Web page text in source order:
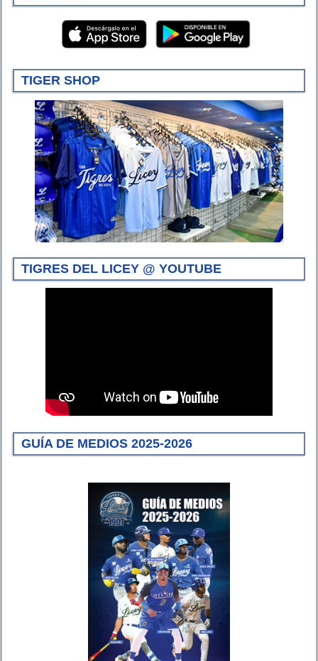
TIGER SHOP
TIGRES DEL LICEY @ YOUTUBE
GUÍA DE MEDIOS 2025-2026